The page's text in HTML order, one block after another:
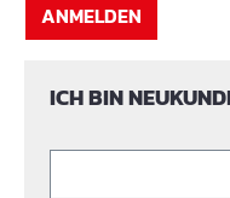
ANMELDEN
ICH BIN